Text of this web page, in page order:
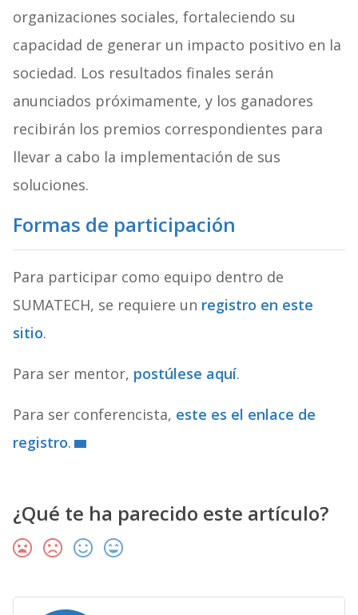
organizaciones sociales, fortaleciendo su
capacidad de generar un impacto positivo en la
sociedad. Los resultados finales serán
anunciados próximamente, y los ganadores
recibirán los premios correspondientes para
llevar a cabo la implementación de sus
soluciones.
Formas de participación
Para participar como equipo dentro de
SUMATECH, se requiere un registro en este
sitio.
Para ser mentor, postúlese aquí.
Para ser conferencista, este es el enlace de
registro.
¿Qué te ha parecido este artículo?